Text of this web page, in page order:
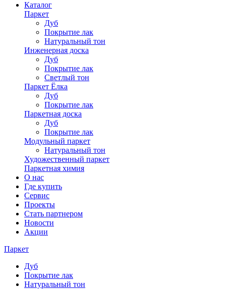
Каталог
Паркет
Дуб
Покрытие лак
Натуральный тон
Инженерная доска
Дуб
Покрытие лак
Светлый тон
Паркет Ёлка
Дуб
Покрытие лак
Паркетная доска
Дуб
Покрытие лак
Модульный паркет
Натуральный тон
Художественный паркет
Паркетная химия
О нас
Где купить
Сервис
Проекты
Стать партнером
Новости
Акции
Паркет
Дуб
Покрытие лак
Натуральный тон